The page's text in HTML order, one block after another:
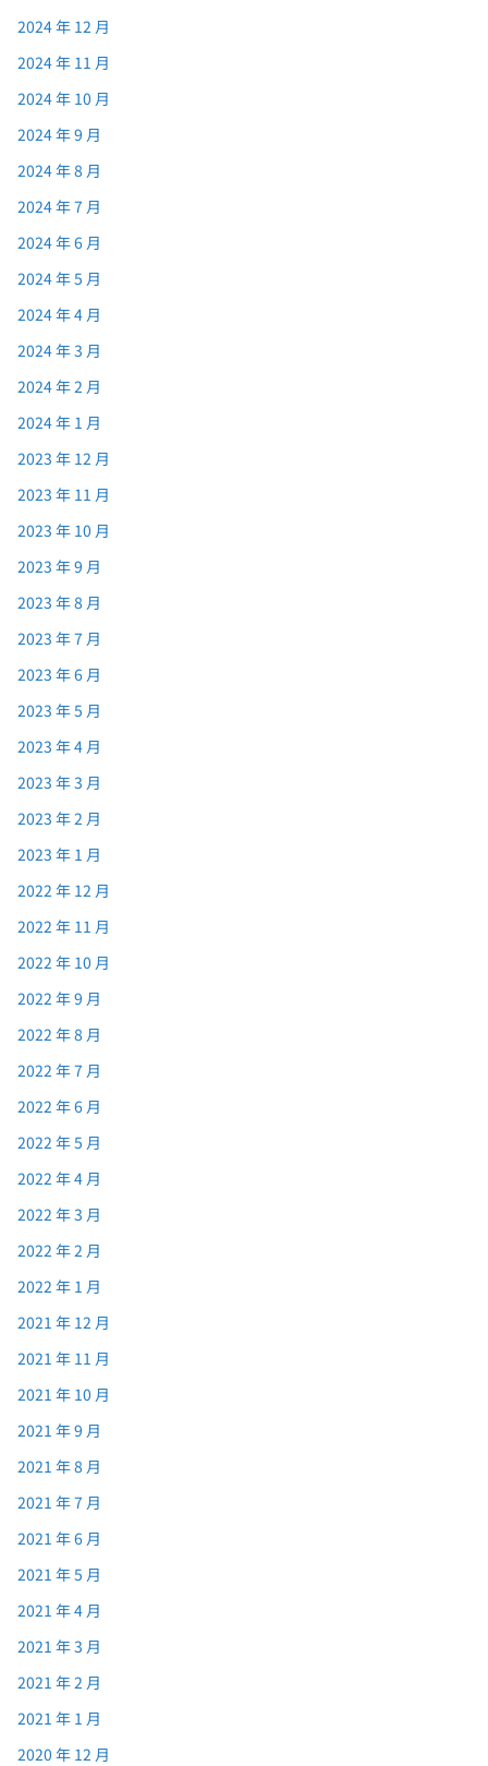
2024 年 12 月
2024 年 11 月
2024 年 10 月
2024 年 9 月
2024 年 8 月
2024 年 7 月
2024 年 6 月
2024 年 5 月
2024 年 4 月
2024 年 3 月
2024 年 2 月
2024 年 1 月
2023 年 12 月
2023 年 11 月
2023 年 10 月
2023 年 9 月
2023 年 8 月
2023 年 7 月
2023 年 6 月
2023 年 5 月
2023 年 4 月
2023 年 3 月
2023 年 2 月
2023 年 1 月
2022 年 12 月
2022 年 11 月
2022 年 10 月
2022 年 9 月
2022 年 8 月
2022 年 7 月
2022 年 6 月
2022 年 5 月
2022 年 4 月
2022 年 3 月
2022 年 2 月
2022 年 1 月
2021 年 12 月
2021 年 11 月
2021 年 10 月
2021 年 9 月
2021 年 8 月
2021 年 7 月
2021 年 6 月
2021 年 5 月
2021 年 4 月
2021 年 3 月
2021 年 2 月
2021 年 1 月
2020 年 12 月